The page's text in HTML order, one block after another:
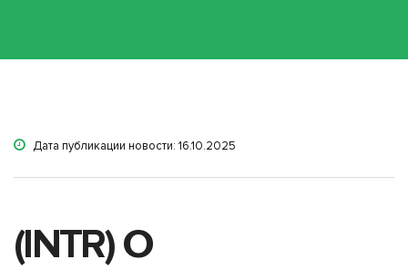
Дата публикации новости: 16.10.2025
(INTR) О